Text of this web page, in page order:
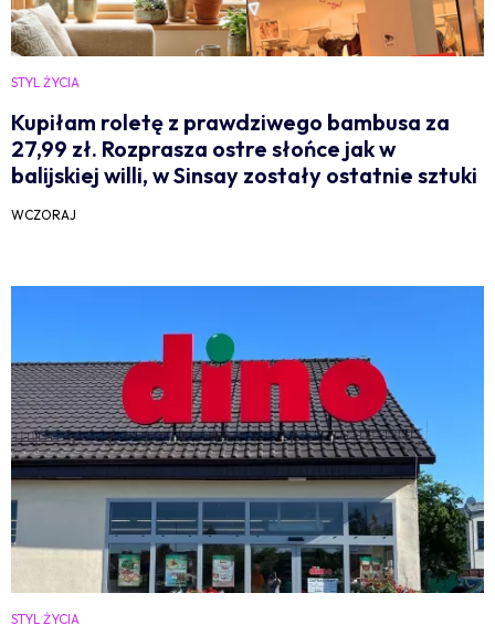
STYL ŻYCIA
Kupiłam roletę z prawdziwego bambusa za
27,99 zł. Rozprasza ostre słońce jak w
balijskiej willi, w Sinsay zostały ostatnie sztuki
WCZORAJ
STYL ŻYCIA